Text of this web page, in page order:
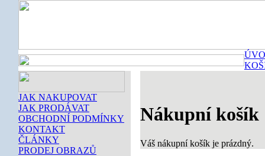
JAK NAKUPOVAT
JAK PRODÁVAT
OBCHODNÍ PODMÍNKY
KONTAKT
ČLÁNKY
PRODEJ OBRAZŮ
Nákupní košík
Váš nákupní košík je prázdný.